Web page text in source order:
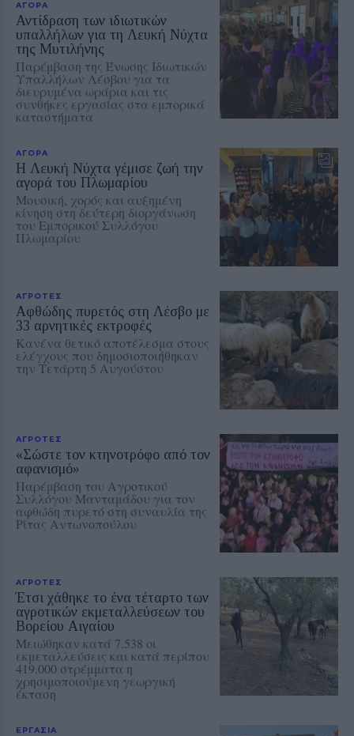
ΑΓΟΡΑ
Αντίδραση των ιδιωτικών
υπαλλήλων για τη Λευκή Νύχτα
της Μυτιλήνης
Παρέμβαση της Ένωσης Ιδιωτικών
Υπαλλήλων Λέσβου για τα
διευρυμένα ωράρια και τις
συνθήκες εργασίας στα εμπορικά
καταστήματα
ΑΓΟΡΑ
Η Λευκή Νύχτα γέμισε ζωή την
αγορά του Πλωμαρίου
Μουσική, χορός και αυξημένη
κίνηση στη δεύτερη διοργάνωση
του Εμπορικού Συλλόγου
Πλωμαρίου
ΑΓΡΟΤΕΣ
Αφθώδης πυρετός στη Λέσβο με
33 αρνητικές εκτροφές
Κανένα θετικό αποτέλεσμα στους
ελέγχους που δημοσιοποιήθηκαν
την Τετάρτη 5 Αυγούστου
ΑΓΡΟΤΕΣ
«Σώστε τον κτηνοτρόφο από τον
αφανισμό»
Παρέμβαση του Αγροτικού
Συλλόγου Μανταμάδου για τον
αφθώδη πυρετό στη συναυλία της
Ρίτας Αντωνοπούλου
ΑΓΡΟΤΕΣ
Έτσι χάθηκε το ένα τέταρτο των
αγροτικών εκμεταλλεύσεων του
Βορείου Αιγαίου
Μειώθηκαν κατά 7.538 οι
εκμεταλλεύσεις και κατά περίπου
419.000 στρέμματα η
χρησιμοποιούμενη γεωργική
έκταση
ΕΡΓΑΣΙΑ